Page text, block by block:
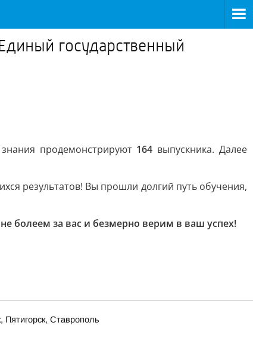
государственный
продемонстрируют 164 выпускника. Далее
результатов! Вы прошли долгий путь обучения,
болеем за вас и безмерно верим в ваш успех!
Ставрополь